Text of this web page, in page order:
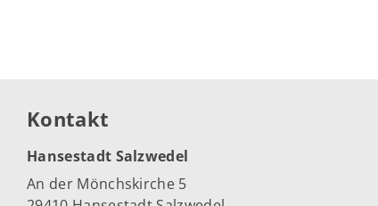
Kontakt
Hansestadt Salzwedel
An der Mönchskirche 5